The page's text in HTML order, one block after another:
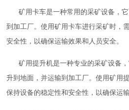
矿用卡车是一种常用的采矿设备，
到加工厂。使用矿用卡车进行采矿时，
安全性，以确保运输效果和人员安全。
矿用提升机是一种专业的采矿设备
升到地面，并运输到加工厂。使用矿用
保持设备的稳定性和安全性，以确保运